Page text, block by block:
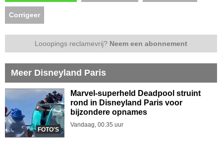
Corrigeer
Looopings reclamevrij? Neem een abonnement
Meer Disneyland Paris
FOTO'S
Marvel-superheld Deadpool struint
rond in Disneyland Paris voor
bijzondere opnames
Vandaag, 00.35 uur